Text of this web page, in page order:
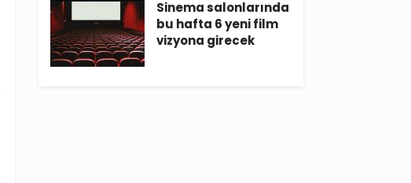
Sinema salonlarında
bu hafta 6 yeni film
vizyona girecek